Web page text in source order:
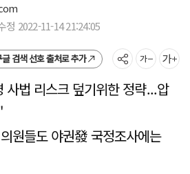
정 2022-11-14 21:24:05
검색 선호 출처로 추가
사법 리스크 덮기위한 정략...압
원들도 야권發 국정조사에는